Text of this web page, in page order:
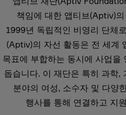
책임에 대한 앱티브(Aptiv)
1999년 독립적인 비영리 단체
(Aptiv)의 자선 활동은 전 세계
목표에 부합하는 동시에 사업을
돕습니다. 이 재단은 특히 과학,
분야의 여성, 소수자 및 다양
행사를 통해 연결하고 지